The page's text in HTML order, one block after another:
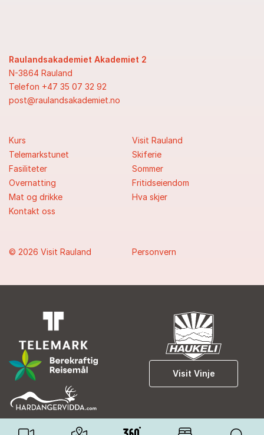
Raulandsakademiet Akademiet 2
N-3864 Rauland
Telefon +47 35 07 32 92
post@raulandsakademiet.no
Kurs
Telemarkstunet
Fasiliteter
Overnatting
Mat og drikke
Kontakt oss
Visit Rauland
Skiferie
Sommer
Fritidseiendom
Hva skjer
© 2026 Visit Rauland Personvern
Visit Vinje